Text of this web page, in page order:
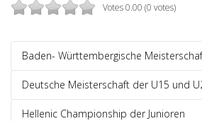
Votes 0.00 (0 votes)
Baden- Württembergische
Deutsche Meisterschaft der U15 und
Hellenic Championship der Junioren